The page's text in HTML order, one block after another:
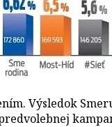
Výsledok